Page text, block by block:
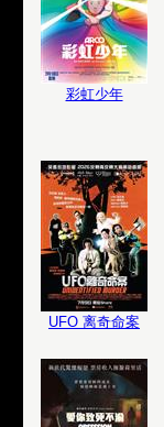
彩虹少年
UFO 离奇命案